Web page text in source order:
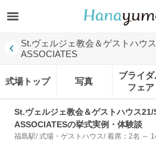
St.ヴェルジェ教会＆ゲストハウ
ASSOCIATES
式場トップ 写真
ブライダ
フェア
St.ヴェルジェ教会＆ゲストハウス
ASSOCIATESの挙式実例・体験談
福島駅/ 式場・ゲストハウス/ 着席：2名 ～